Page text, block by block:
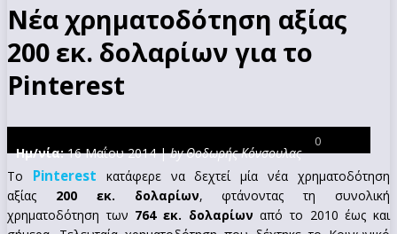
Νέα χρηματοδότηση αξίας
200 εκ. δολαρίων για το
Pinterest
Ημ/νία:16 Μαΐου 2014 |by Θοδωρής Κόνσουλας
0
Το Pinterest κατάφερε να δεχτεί μία νέα χρηματοδότηση
αξίας 200 εκ. δολαρίων, φτάνοντας τη συνολική
χρηματοδότηση των 764 εκ. δολαρίων από το 2010 έως και